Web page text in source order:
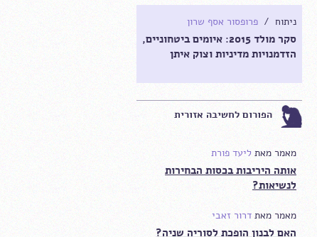
ניתוח / פרופסור אסף שרון
סקר מולד 2015: איומים ביטחוניים,
הזדמנויות מדיניות וצוק איתן
הפורום לחשיבה אזורית
מאמר מאת ליעד פורת
אותה היריבות בכסות הבחירות
לנשיאות?
מאמר מאת דרור זאבי
האם לבנון הופכת לסוריה שניה?